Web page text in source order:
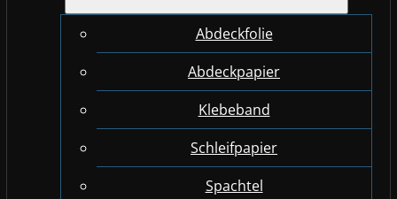
Abdeckfolie
Abdeckpapier
Klebeband
Schleifpapier
Spachtel